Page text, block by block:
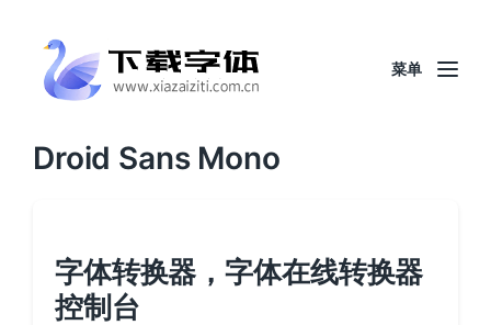
菜单
Droid Sans Mono
字体转换器，字体在线转换器
控制台